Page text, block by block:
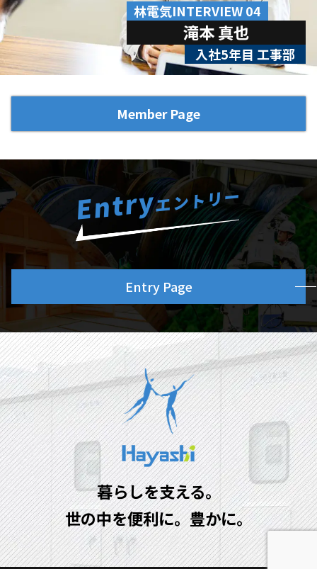
林電気INTERVIEW 04
滝本 真也
入社5年目 工事部
Member Page
Entryエントリー
Entry Page
暮らしを支える。
世の中を便利に。豊かに。